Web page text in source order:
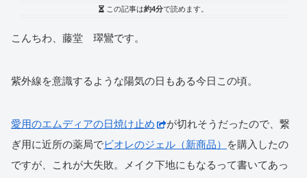
この記事は約4分で読めます。
こんちわ、藤堂 璻鸞です。
紫外線を意識するような陽気の日もある今日この頃。
愛用のエムディアの日焼け止め
が切れそうだったので、繋
ぎ用に近所の薬局でビオレのジェル（新商品）
を購入したの
ですが、これが大失敗。メイク下地にもなるって書いてあっ